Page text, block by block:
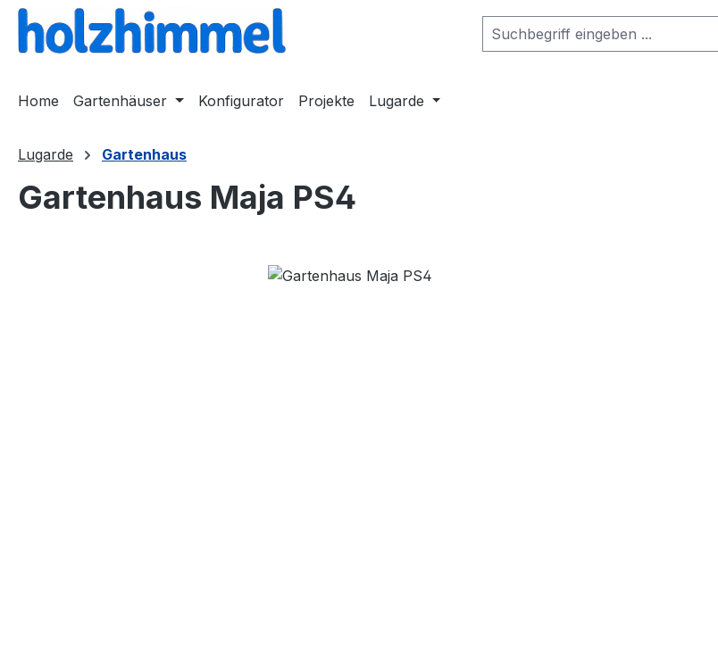
Zur Hauptnavigation springen
Home Gartenhäuser Konfigurator Projekte Lugarde
Lugarde Gartenhaus
Gartenhaus Maja PS4